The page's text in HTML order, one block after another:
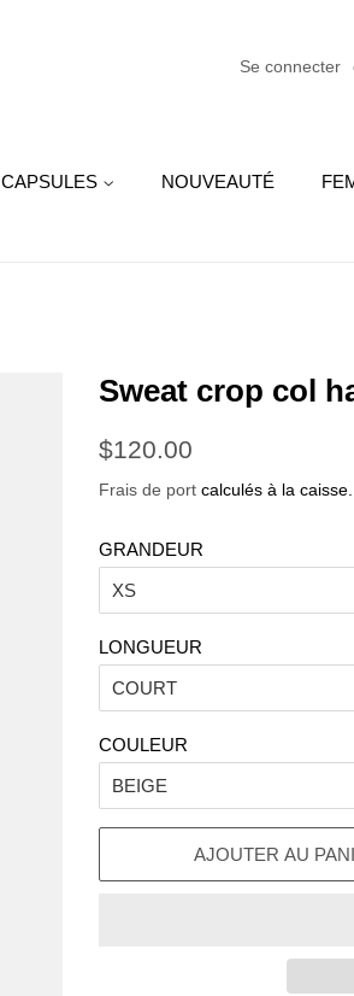
Se connecter
CAPSULES NOUVEAUTÉ
Sweat crop col
Prix
$120.00
Frais de port calculés à la caisse.
GRANDEUR
LONGUEUR
COULEUR
AJOUTER AU